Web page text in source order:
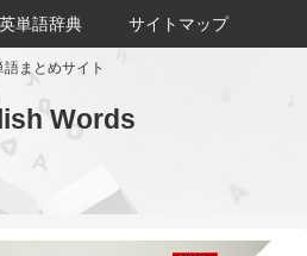
語まとめサイト
Words
英単語辞典 サイトマップ